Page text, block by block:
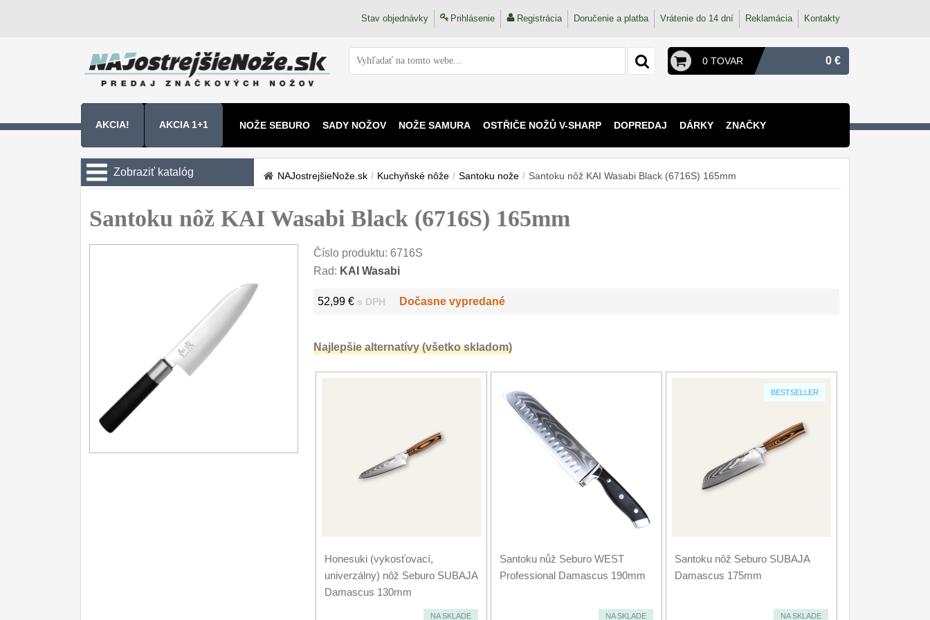
Stav objednávky Prihlásenie Registrácia Doručenie a platba Vrátenie do 14 dní Reklamácia Kontakty
0 TOVAR 0 €
AKCIA! AKCIA 1+1 NOŽE SEBURO SADY NOŽOV NOŽE SAMURA OSTŘIČE NOŽŮ V-SHARP DOPREDAJ DÁRKY ZNAČKY
Zobraziť katalóg
Sady nožov 9
Nože na ovoce a zeleninu
46
Nože NAKIRI 17
Filetovací nože
Nože na chleba
NAJostrejšieNože.sk / Kuchyňské nôže / Santoku nože / Santoku nôž KAI Wasabi Black (6716S) 165mm
Santoku nôž KAI Wasabi Black (6716S) 165mm
Číslo produktu: 6716S
Rad: KAI Wasabi
52,99 € s DPH Dočasne vypredané
Najlepšie alternatívy (všetko skladom)
Honesuki (vykosťovací,
univerzálny) nôž Seburo SUBAJA
Damascus 130mm
NA SKLADE
Santoku nůž Seburo WEST
Professional Damascus 190mm
NA SKLADE
BESTSELLER
Santoku nôž Seburo SUBAJA
Damascus 175mm
NA SKLADE